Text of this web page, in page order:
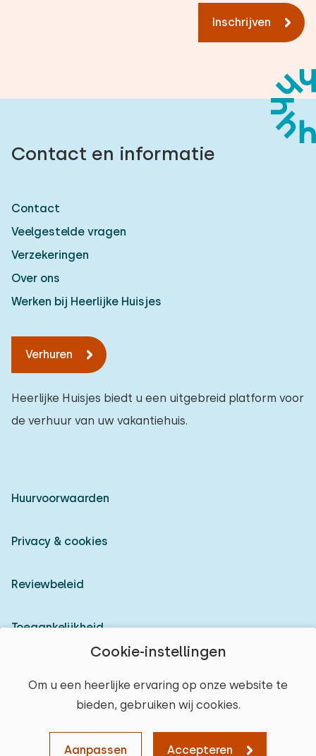
Cookie-instellingen
Om u een heerlijke ervaring op onze website te
bieden, gebruiken wij cookies.
Aanpassen Accepteren
Inschrijven
Contact en informatie
Contact
Veelgestelde vragen
Verzekeringen
Over ons
Werken bij Heerlijke Huisjes
Verhuren
Heerlijke Huisjes biedt u een uitgebreid platform voor
de verhuur van uw vakantiehuis.
Huurvoorwaarden
Privacy & cookies
Reviewbeleid
Toegankelijkheid
© 2026 Heerlijke Huisjes (geregistreerd merk)